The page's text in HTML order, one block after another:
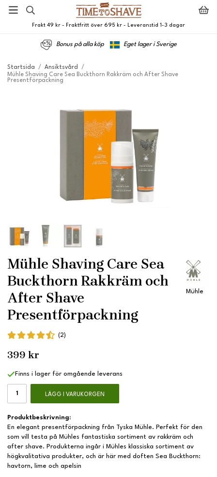
Frakt 49 kr - Fraktfritt över 695 kr - Leveranstid 1-3 dagar
Bonus på alla köp Eget lager i Sverige
Startsida / Ansiktsvård
/
Mühle Shaving Care Sea Buckthorn Rakkräm och After Shave
Presentförpackning
Mühle Shaving Care Sea
Buckthorn Rakkräm och
After Shave
Presentförpackning
Mühle
(2)
399 kr
Finns i lager för omgående leverans
LÄGG I VARUKORGEN
Produktbeskrivning:
En elegant presentförpackning från Tyska Mühle. Perfekt för den
som vill testa på Mühles fantastiska sortiment av rakkräm och
after shave. Produkterna ingår i Mühles klassiska sortiment av
högkvalitativa produkter, och är här med doften Sea Buckthorn:
havtorn, lime och apelsin